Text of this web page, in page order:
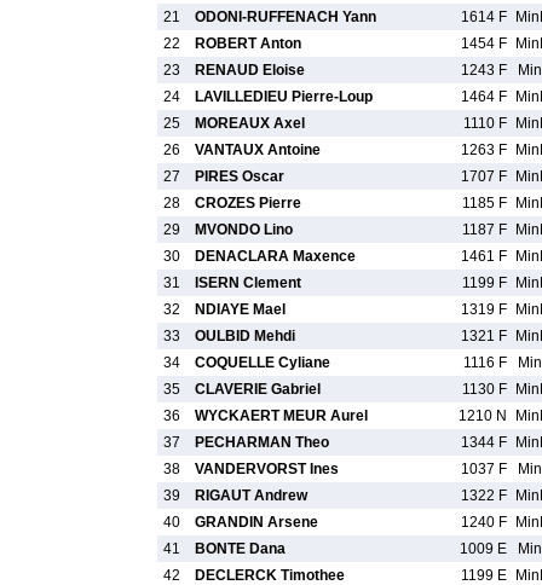
21
ODONI-RUFFENACH Yann 1614 F
22
ROBERT Anton 1454 F
23
RENAUD Eloise 1243 F
24
LAVILLEDIEU Pierre-Loup 1464 F
25
MOREAUX Axel 1110 F
26
VANTAUX Antoine 1263 F
27
PIRES Oscar 1707 F
28
CROZES Pierre 1185 F
29
MVONDO Lino 1187 F
30
DENACLARA Maxence 1461 F
31
ISERN Clement 1199 F
32
NDIAYE Mael 1319 F
33
OULBID Mehdi 1321 F
34
COQUELLE Cyliane 1116 F
35
CLAVERIE Gabriel 1130 F
36
WYCKAERT MEUR Aurel 1210 N
37
PECHARMAN Theo 1344 F
38
VANDERVORST Ines 1037 F
39
RIGAUT Andrew 1322 F
40
GRANDIN Arsene 1240 F
41
BONTE Dana 1009 E
42
DECLERCK Timothee 1199 E